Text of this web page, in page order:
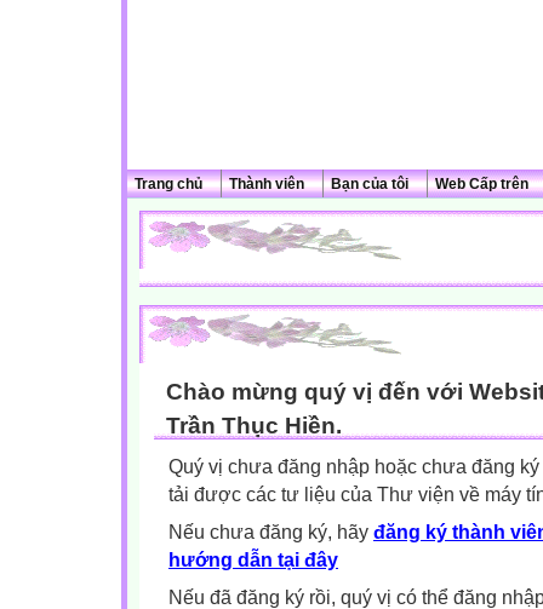
Trang chủ Thành viên Bạn của tôi Web Cấp trên
Chào mừng quý vị đến với
Trần Thục Hiền.
Quý vị chưa đăng nhập hoặc chưa đăng
tải được các tư liệu của Thư viện về máy
Nếu chưa đăng ký, hãy đăng ký thành
hướng dẫn tại đây
Nếu đã đăng ký rồi, quý vị có thể đăng